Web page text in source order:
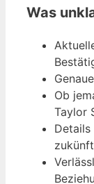
Was
Ob
Taylor